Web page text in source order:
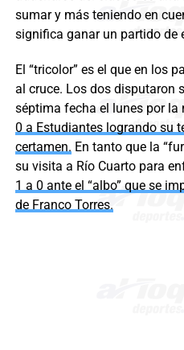
sumar y más teniendo en
significa ganar un partido de
El “tricolor” es el que en los
al cruce. Los dos disputaron
séptima fecha el lunes por la
0 a Estudiantes logrando su
certamen. En tanto que la
su visita a Río Cuarto para
1 a 0 ante el “albo” que se
de Franco Torres.